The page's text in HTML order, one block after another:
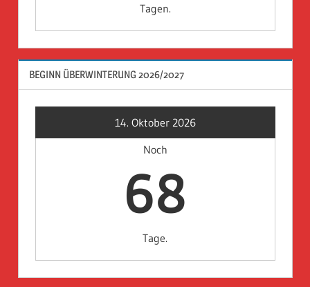
Tagen.
BEGINN ÜBERWINTERUNG 2026/2027
14. Oktober 2026
Noch
68
Tage.